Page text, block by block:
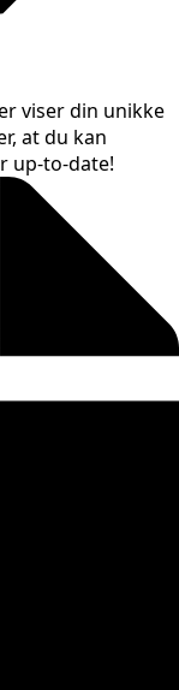
viser din unikke
at du kan
up-to-date!